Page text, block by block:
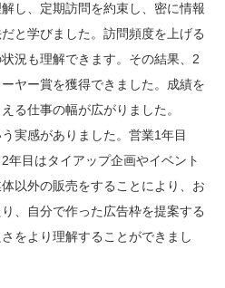
し、定期訪問を約束し、密に情報
と学びました。訪問頻度を上げる
況も理解できます。その結果、2
ヤー賞を獲得できました。成績を
る仕事の幅が広がりました。
実感がありました。営業1年目
年目はタイアップ企画やイベント
以外の販売をすることにより、お
、自分で作った広告枠を提案する
をより理解することができまし